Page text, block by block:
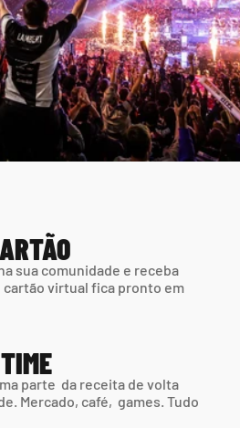
sua comunidade e receba
cartão virtual fica pronto em
parte  da receita de volta
Mercado, café,  games. Tudo